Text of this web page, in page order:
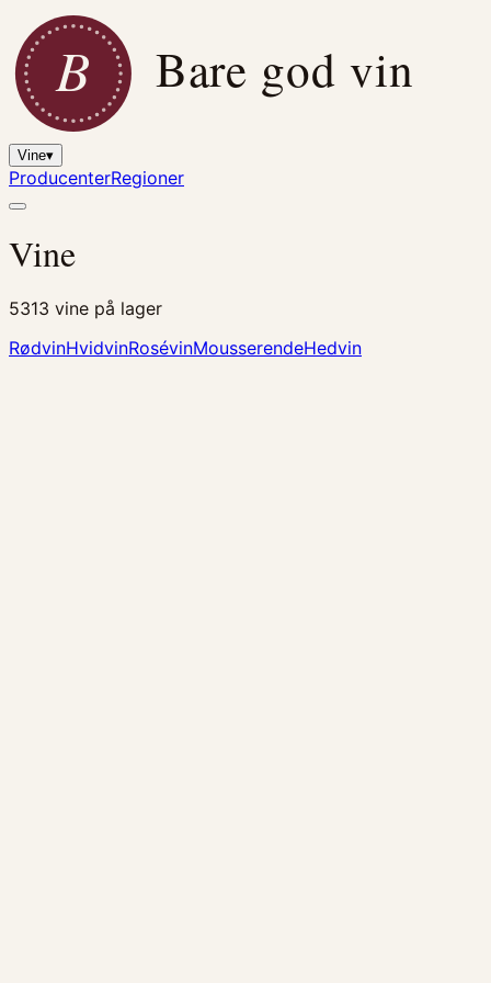
B Bare god vin
Vine▾
ProducenterRegioner
Vine
5313 vine på lager
RødvinHvidvinRosévinMousserendeHedvin